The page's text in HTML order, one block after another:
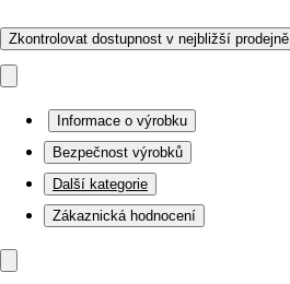
Zkontrolovat dostupnost v nejbližší prodejně
Informace o výrobku
Bezpečnost výrobků
Další kategorie
Zákaznická hodnocení